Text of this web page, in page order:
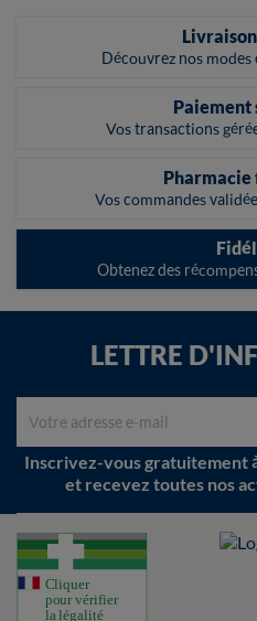
Découvrez nos
Paiement
Vos transactions
Pharmacie
Vos commandes
Obtenez des
LETTRE
Inscrivez-vous gratuitement
et recevez toutes nos